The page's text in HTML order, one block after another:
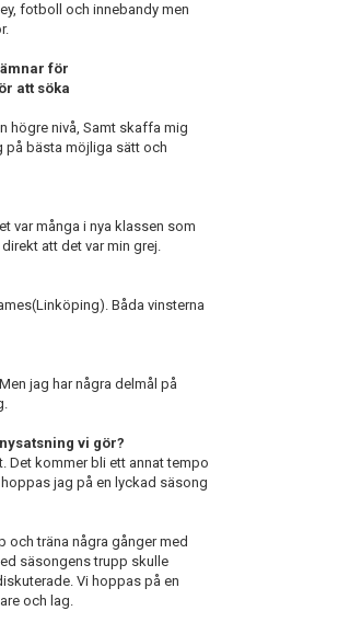
fotboll och innebandy men
för
att söka
högre nivå, Samt skaffa mig
på bästa möjliga sätt och
var många i nya klassen som
att det var min grej.
Båda vinsterna
jag har några delmål på
vi gör?
Det kommer bli ett annat tempo
jag på en lyckad säsong
och träna några gånger med
säsongens trupp skulle
Vi hoppas på en
och lag.